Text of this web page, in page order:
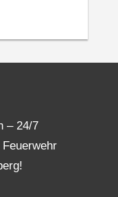
– 24/7